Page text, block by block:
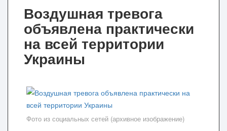
Воздушная тревога
объявлена практически
на всей территории
Украины
Фото из социальных сетей (архивное изображение)